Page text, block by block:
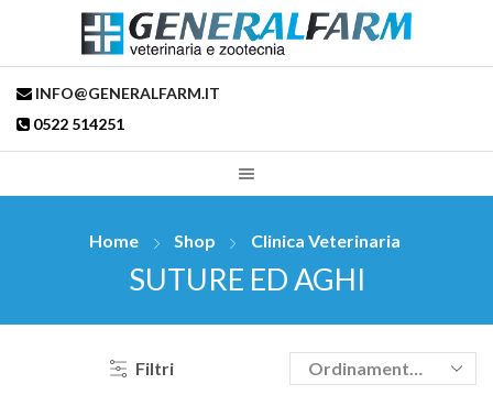
INFO@GENERALFARM.IT
0522 514251
Home Shop Clinica Veterinaria
SUTURE ED AGHI
Filtri